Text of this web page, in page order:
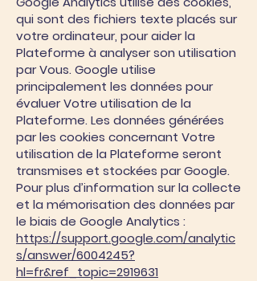
qui sont des fichiers texte placés sur
votre ordinateur, pour aider la
Plateforme à analyser son utilisation
par Vous. Google utilise
principalement les données pour
évaluer Votre utilisation de la
Plateforme. Les données générées
par les cookies concernant Votre
utilisation de la Plateforme seront
transmises et stockées par Google.
Pour plus d’information sur la collecte
et la mémorisation des données par
le biais de Google Analytics :
https://support.google.com/analytic
s/answer/6004245?
hl=fr&ref_topic=2919631